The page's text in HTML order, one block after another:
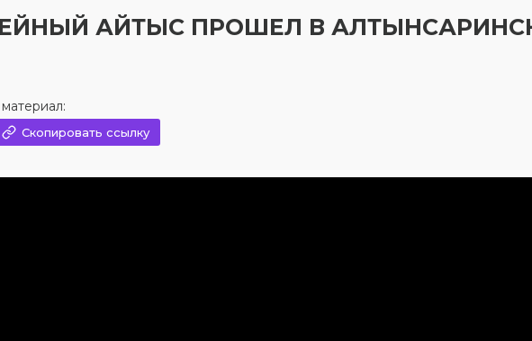
АЙТЫС ПРОШЕЛ В
Скопировать ссылку